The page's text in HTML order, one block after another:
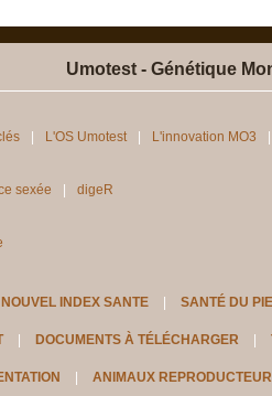
Umotest - Génétique
L'OS Umotest L'innovation MO3
sexée digeR
NOUVEL INDEX SANTE SANTÉ DU
DOCUMENTS À TÉLÉCHARGER
ANIMAUX